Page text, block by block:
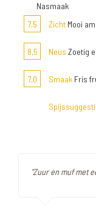
Nasmaak
7,5
Zicht Mooi
8,5 Neus Zoetig
7,0 Smaak Fris
"Zuur en muf met